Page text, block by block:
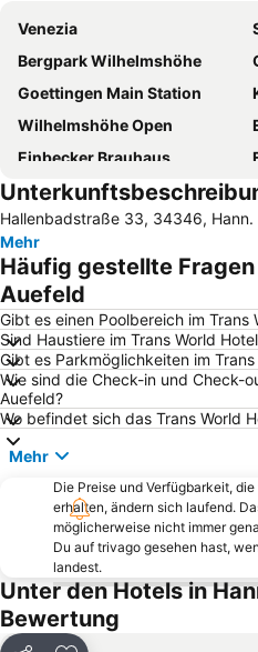
Venezia
Bergpark Wilhelmshöhe
Goettingen Main Station
Wilhelmshöhe Open
Einbecker Brauhaus
Edersee
Trou
Nationalpark Kellerwald-Edersee
Hallenbadstraße 33, 34346, Hann.
Mehr
Häufig gestellte
Auefeld
Gibt es einen Poolbereich im Trans
Sind Haustiere im Trans World
Gibt es Parkmöglichkeiten im
Wie sind die Check-in und Check-
Auefeld?
Wo befindet sich das Trans World
Mehr
Die Preise und Verfügbarkeit,
erhalten, ändern sich laufend.
möglicherweise nicht immer
Du auf trivago gesehen hast,
landest.
Unter den Hotels in
Bewertung